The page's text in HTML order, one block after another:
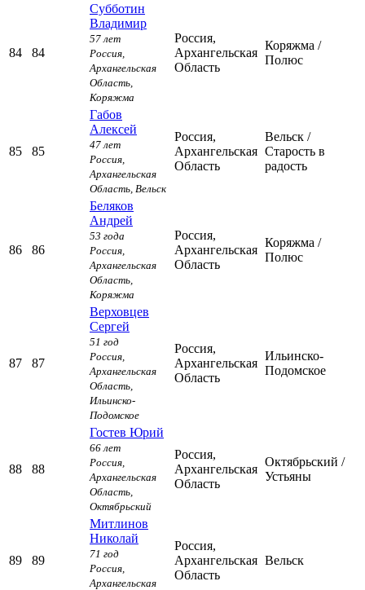
84 84
Субботин
Владимир
57 лет
Россия,
Архангельская
Область,
Коряжма
Россия,
Архангельская
Область
Коряжма /
Полюс
85 85
Габов
Алексей
47 лет
Россия,
Архангельская
Область, Вельск
Россия,
Архангельская
Область
Вельск /
Старость в
радость
86 86
Беляков
Андрей
53 года
Россия,
Архангельская
Область,
Коряжма
Россия,
Архангельская
Область
Коряжма /
Полюс
87 87
Верховцев
Сергей
51 год
Россия,
Архангельская
Область,
Ильинско-
Подомское
Россия,
Архангельская
Область
Ильинско-
Подомское
88 88
Гостев Юрий
66 лет
Россия,
Архангельская
Область,
Октябрьский
Россия,
Архангельская
Область
Октябрьский /
Устьяны
89 89
Митлинов
Николай
71 год
Россия,
Архангельская
Россия,
Архангельская
Область
Вельск